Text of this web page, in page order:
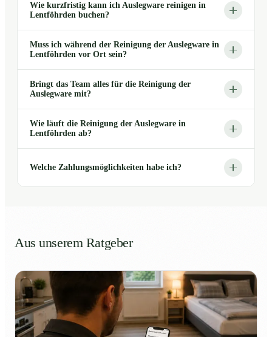
Wie kurzfristig kann ich Auslegware reinigen in
Lentföhrden buchen?
Muss ich während der Reinigung der Auslegware in
Lentföhrden vor Ort sein?
Bringt das Team alles für die Reinigung der
Auslegware mit?
Wie läuft die Reinigung der Auslegware in
Lentföhrden ab?
Welche Zahlungsmöglichkeiten habe ich?
Aus unserem Ratgeber